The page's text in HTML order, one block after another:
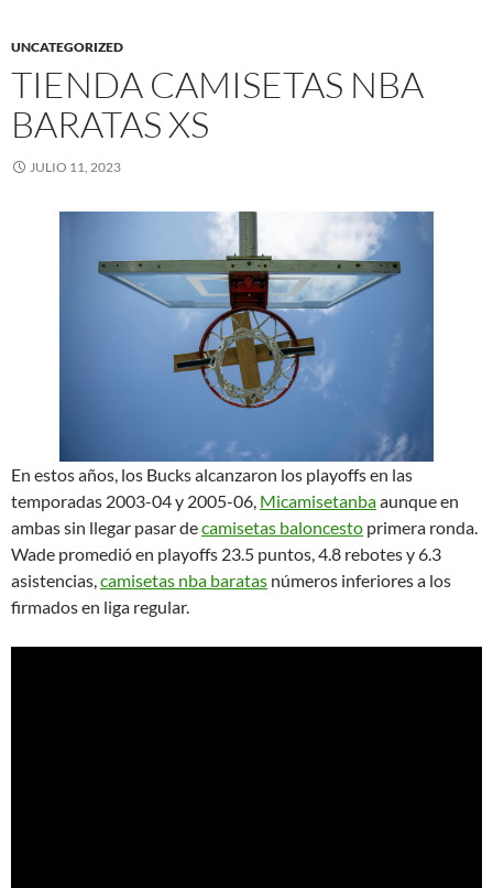
UNCATEGORIZED
TIENDA CAMISETAS NBA
BARATAS XS
JULIO 11, 2023
En estos años, los Bucks alcanzaron los playoffs en las
temporadas 2003-04 y 2005-06, Micamisetanbaaunque en
ambas sin llegar pasar decamisetas baloncesto primera ronda.
Wade promedió en playoffs 23.5 puntos, 4.8 rebotes y 6.3
asistencias,camisetas nba baratas números inferiores a los
firmados en liga regular.